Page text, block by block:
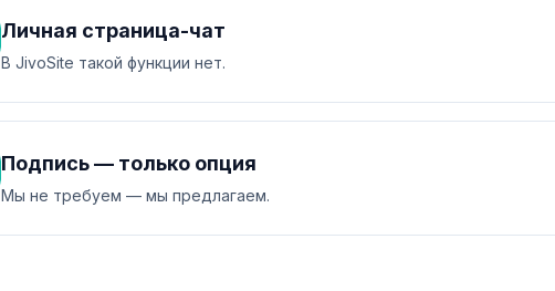
Личная страница-чат
В JivoSite такой функции нет.
Подпись — только опция
Мы не требуем — мы предлагаем.